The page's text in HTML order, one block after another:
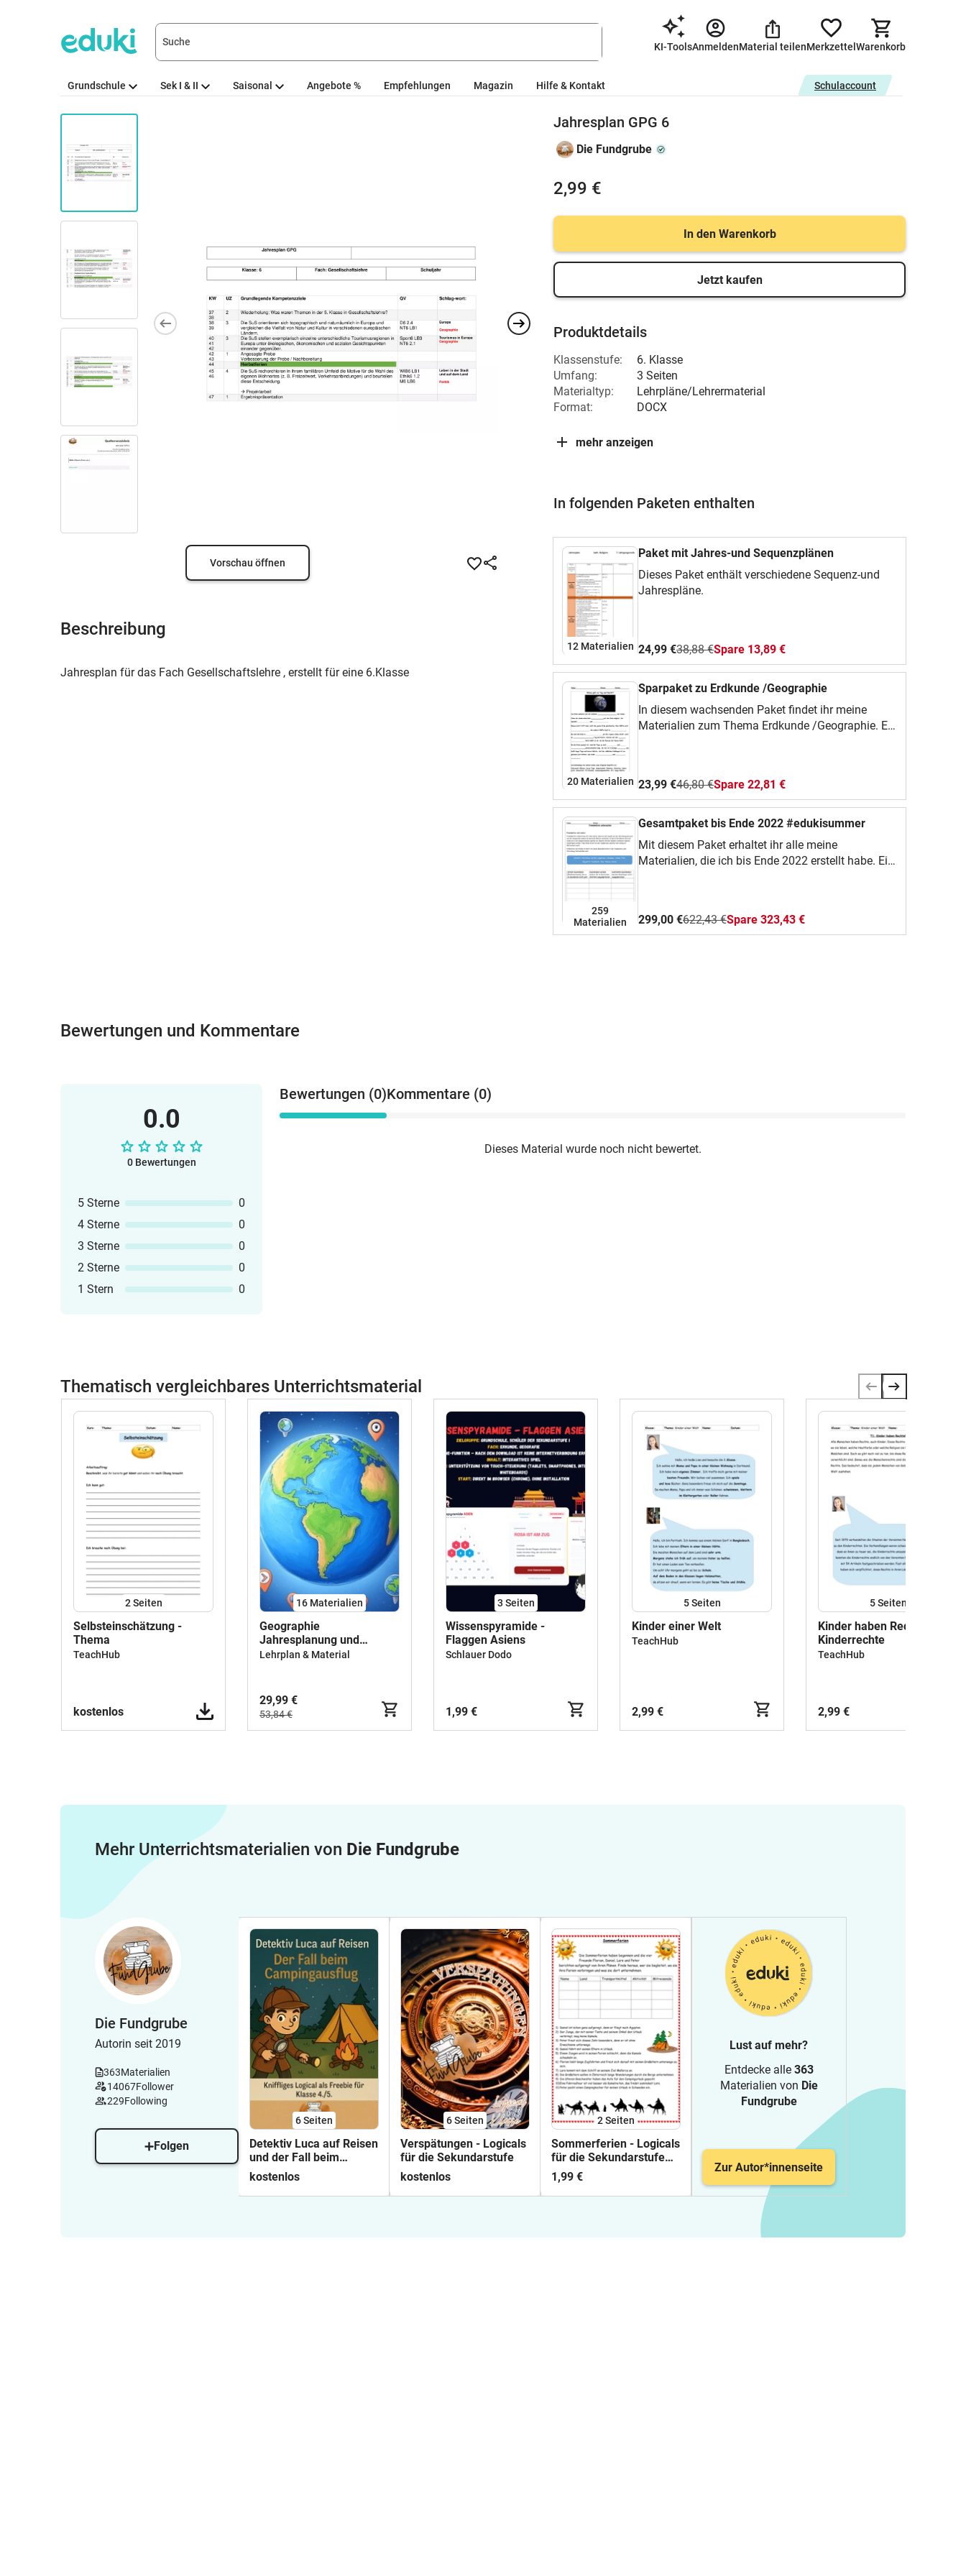
KI-ToolsAnmeldenMaterial teilenMerkzettel Warenkorb
Grundschule Sek I & II Saisonal Angebote % Empfehlungen Magazin Hilfe & Kontakt Schulaccount
Vorschau öffnen
Beschreibung
Jahresplan für das Fach Gesellschaftslehre , erstellt für eine 6.Klasse
Jahresplan GPG 6
Die Fundgrube
2,99 €
In den Warenkorb
Jetzt kaufen
Produktdetails
Klassenstufe:
6. Klasse
Umfang:
3 Seiten
Materialtyp:
Lehrpläne/Lehrermaterial
Format:
DOCX
mehr anzeigen
In folgenden Paketen enthalten
12 Materialien
Paket mit Jahres-und Sequenzplänen
Dieses Paket enthält verschiedene Sequenz-und
Jahrespläne.
24,99 €38,88 €Spare 13,89 €
20 Materialien
Sparpaket zu Erdkunde /Geographie
In diesem wachsenden Paket findet ihr meine
Materialien zum Thema Erdkunde /Geographie. Es
Spaß damit!
23,99 €46,80 €Spare 22,81 €
259
Materialien
Gesamtpaket bis Ende 2022 #edukisummer
Mit diesem Paket erhaltet ihr alle meine
Materialien, die ich bis Ende 2022 erstellt habe. Ein
299,00 €622,43 €Spare 323,43 €
Bewertungen und Kommentare
0.0
0 Bewertungen
5 Sterne
0
4 Sterne
0
3 Sterne
0
2 Sterne
0
1 Stern
0
Bewertungen (0)Kommentare (0)
Dieses Material wurde noch nicht bewertet.
Thematisch vergleichbares Unterrichtsmaterial
2Seiten
Selbsteinschätzung -
Thema
TeachHub
kostenlos
16 Materialien
Geographie
Jahresplanung und
Materialpaket fürs
Lehrplan & Material
29,99 €
53,84 €
3 Seiten
Wissenspyramide -
Flaggen Asiens
Schlauer Dodo
1,99 €
5Seiten
Kinder einer Welt
TeachHub
2,99 €
5Seiten
Kinder haben Rechte!
Kinderrechte
TeachHub
2,99 €
Mehr Unterrichtsmaterialien von Die Fundgrube
Die Fundgrube
Autorin seit 2019
363Materialien
14067Follower
229Following
Folgen
6Seiten
Detektiv Luca auf Reisen
und der Fall beim
Campingausflug
kostenlos
6Seiten
Verspätungen - Logicals
für die Sekundarstufe
kostenlos
2Seiten
Sommerferien - Logicals
für die Sekundarstufe
#sommerbeieduki
1,99 €
Lust auf mehr?
Entdecke alle 363
Materialien von Die
Fundgrube
Zur Autor*innenseite